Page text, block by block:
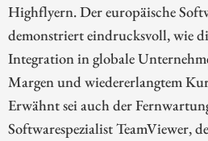
Highflyern. Der europäische
demonstriert eindrucksvoll, wie
Integration in globale
Margen und wiedererlangtem
Erwähnt sei auch der
Softwarespezialist TeamViewer,